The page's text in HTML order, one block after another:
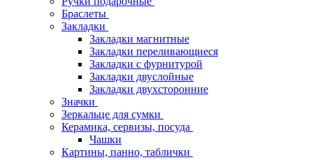
Браслеты
Закладки
Закладки магнитные
Закладки переливающиеся
Закладки с фурнитурой
Закладки двуслойные
Закладки двухсторонние
Значки
Зеркальце для сумки
Керамика, сервизы, посуда
Чашки
Картины, панно, таблички